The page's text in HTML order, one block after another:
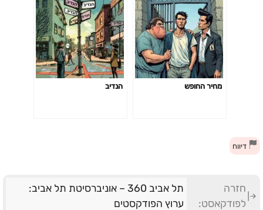
מחיר החופש הנדיב
דיווח
חזרה
לפודקאסט:
תל אביב 360 – אוניברסיטת תל אביב:
ערוץ הפודקסטים